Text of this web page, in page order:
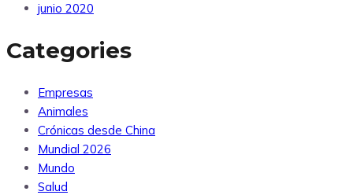
junio 2020
Categories
Empresas
Animales
Crónicas desde China
Mundial 2026
Mundo
Salud